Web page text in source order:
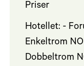
Priser
Hotellet: -
Enkeltrom
Dobbeltrom